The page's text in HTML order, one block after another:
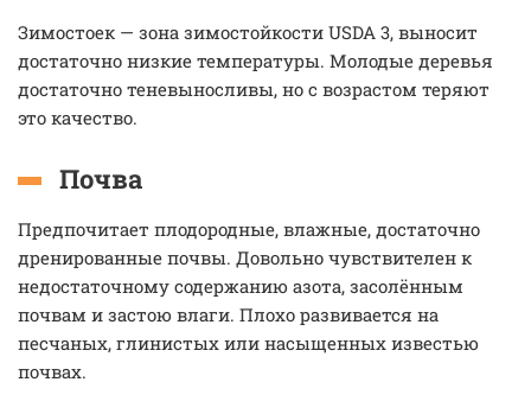
Зимостоек — зона зимостойкости USDA 3, выносит
достаточно низкие температуры. Молодые деревья
достаточно теневыносливы, но с возрастом теряют
это качество.
Почва
Предпочитает плодородные, влажные, достаточно
дренированные почвы. Довольно чувствителен к
недостаточному содержанию азота, засолённым
почвам и застою влаги. Плохо развивается на
песчаных, глинистых или насыщенных известью
почвах.